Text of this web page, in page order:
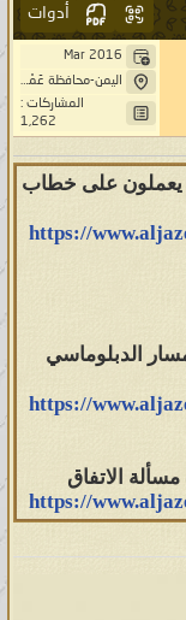
أدوات
Mar 2016
اليمن-محافظة عَمْرَانْ-بَنِيْ صُرَيْمْ- خِيَارْ حَاشد
المشاركات :
1,262
يعملون على خطاب
https://
الدبلوماسي
https://
الاتفاق
https://